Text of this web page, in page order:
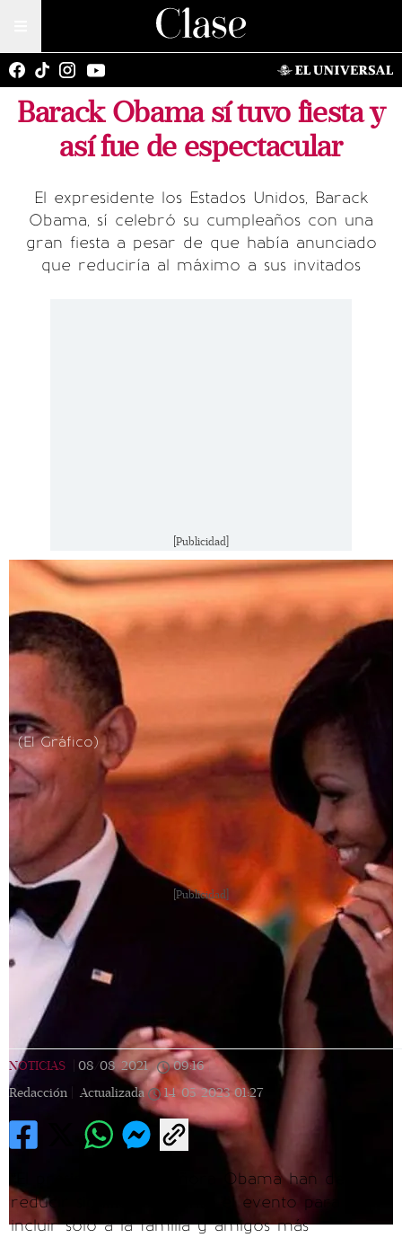
Barack Obama sí tuvo fiesta y
así fue de espectacular
El expresidente los Estados Unidos, Barack
Obama, sí celebró su cumpleaños con una
gran fiesta a pesar de que había anunciado
que reduciría al máximo a sus invitados
[Publicidad]
(El Gráfico)
[Publicidad]
NOTICIAS 08/08/2021 | 09:16 |
Redacción |
Actualizada 14/05/2023 01:27
“El presidente y la señora Obama han decidió
reducir significativamente el evento para
incluir solo a la familia y amigos más